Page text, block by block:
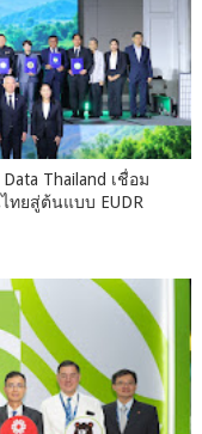
Thailand เชื่อม
ทยสู่ต้นแบบ EUDR